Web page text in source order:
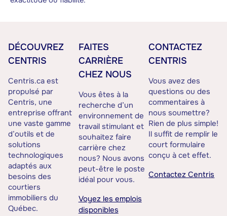
DÉCOUVREZ
CENTRIS
Centris.ca est
propulsé par
Centris, une
entreprise offrant
une vaste gamme
d’outils et de
solutions
technologiques
adaptés aux
besoins des
courtiers
immobiliers du
Québec.
FAITES
CARRIÈRE
CHEZ NOUS
Vous êtes à la
recherche d’un
environnement de
travail stimulant et
souhaitez faire
carrière chez
nous? Nous avons
peut-être le poste
idéal pour vous.
Voyez les emplois
disponibles
CONTACTEZ
CENTRIS
Vous avez des
questions ou des
commentaires à
nous soumettre?
Rien de plus simple!
Il suffit de remplir le
court formulaire
conçu à cet effet.
Contactez Centris